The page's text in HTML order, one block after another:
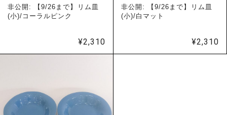
非公開: 【9/26まで】リム皿
(小)/コーラルピンク
¥2,310
非公開: 【9/26まで】リム皿
(小)/白マット
¥2,310